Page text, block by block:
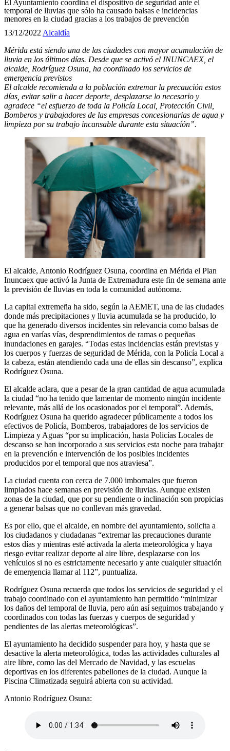
El Ayuntamiento coordina el dispositivo de seguridad ante el
temporal de lluvias que sólo ha causado balsas e incidencias
menores en la ciudad gracias a los trabajos de prevención
13/12/2022Alcaldía
Mérida está siendo una de las ciudades con mayor acumulación de
lluvia en los últimos días. Desde que se activó el INUNCAEX, el
alcalde, Rodríguez Osuna, ha coordinado los servicios de
emergencia previstos
El alcalde recomienda a la población extremar la precaución estos
días, evitar salir a hacer deporte, desplazarse lo necesario y
agradece “el esfuerzo de toda la Policía Local, Protección Civil,
Bomberos y trabajadores de las empresas concesionarias de agua y
limpieza por su trabajo incansable durante esta situación”.
El alcalde, Antonio Rodríguez Osuna, coordina en Mérida el Plan
Inuncaex que activó la Junta de Extremadura este fin de semana ante
la previsión de lluvias en toda la comunidad autónoma.
La capital extremeña ha sido, según la AEMET, una de las ciudades
donde más precipitaciones y lluvia acumulada se ha producido, lo
que ha generado diversos incidentes sin relevancia como balsas de
agua en varías vías, desprendimientos de ramas o pequeñas
inundaciones en garajes. “Todas estas incidencias están previstas y
los cuerpos y fuerzas de seguridad de Mérida, con la Policía Local a
la cabeza, están atendiendo cada una de ellas sin descanso”, explica
Rodríguez Osuna.
El alcalde aclara, que a pesar de la gran cantidad de agua acumulada
la ciudad “no ha tenido que lamentar de momento ningún incidente
relevante, más allá de los ocasionados por el temporal”. Además,
Rodríguez Osuna ha querido agradecer públicamente a todos los
efectivos de Policía, Bomberos, trabajadores de los servicios de
Limpieza y Aguas “por su implicación, hasta Policías Locales de
descanso se han incorporado a sus servicios esta noche para trabajar
en la prevención e intervención de los posibles incidentes
producidos por el temporal que nos atraviesa”.
La ciudad cuenta con cerca de 7.000 imbornales que fueron
limpiados hace semanas en previsión de lluvias. Aunque existen
zonas de la ciudad, que por su pendiente o inclinación son propicias
a generar balsas que no conllevan más gravedad.
Es por ello, que el alcalde, en nombre del ayuntamiento, solicita a
los ciudadanos y ciudadanas “extremar las precauciones durante
estos días y mientras esté activada la alerta meteorológica y haya
riesgo evitar realizar deporte al aire libre, desplazarse con los
vehículos si no es estrictamente necesario y ante cualquier situación
de emergencia llamar al 112”, puntualiza.
Rodríguez Osuna recuerda que todos los servicios de seguridad y el
trabajo coordinado con el ayuntamiento han permitido “minimizar
los daños del temporal de lluvia, pero aún así seguimos trabajando y
coordinados con todas las fuerzas y cuerpos de seguridad y
pendientes de las alertas meteorológicas”.
El ayuntamiento ha decidido suspender para hoy, y hasta que se
desactive la alerta meteorológica, todas las actividades culturales al
aire libre, como las del Mercado de Navidad, y las escuelas
deportivas en los diferentes pabellones de la ciudad. Aunque la
Piscina Climatizada seguirá abierta con su actividad.
Antonio Rodríguez Osuna: